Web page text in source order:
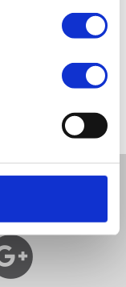
Købstads
marker ved
og Skivevej,
andre: